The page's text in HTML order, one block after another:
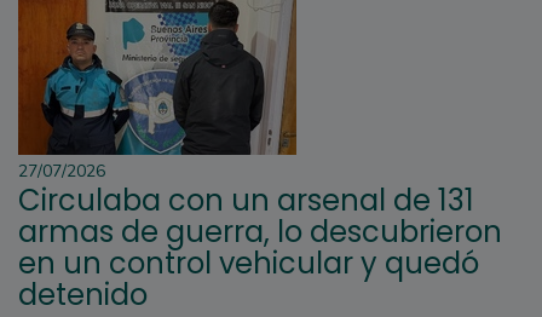
27/07/2026
Circulaba con un arsenal de 131
armas de guerra, lo descubrieron
en un control vehicular y quedó
detenido